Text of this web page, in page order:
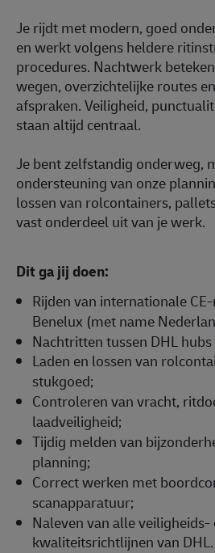
Je rijdt met modern, goed
en werkt volgens heldere
procedures. Nachtwerk
wegen, overzichtelijke routes
afspraken. Veiligheid,
staan altijd centraal.
Je bent zelfstandig onderweg,
ondersteuning van onze
lossen van rolcontainers,
vast onderdeel uit van je werk.
Dit ga jij doen:
Rijden van internationale
Benelux (met name
Nachtritten tussen DHL
Laden en lossen van
stukgoed;
Controleren van vracht,
laadveiligheid;
Tijdig melden van
planning;
Correct werken met
scanapparatuur;
Naleven van alle veiligheids-
kwaliteitsrichtlijnen van DHL.